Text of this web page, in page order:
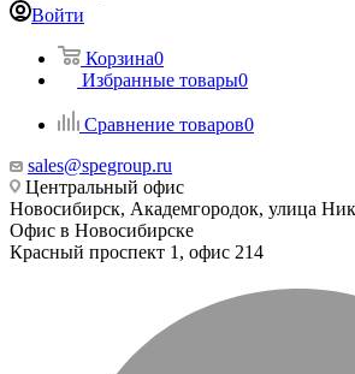
Войти
Корзина0
Избранные товары0
Сравнение товаров0
sales@spegroup.ru
Центральный офис
Новосибирск, Академгородок, улица
Офис в Новосибирске
Красный проспект 1, офис 214